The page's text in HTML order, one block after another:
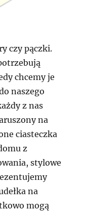
czy pączki.
chcemy je
naszego
z nas
na
ciasteczka
z
stylowe
na
mogą